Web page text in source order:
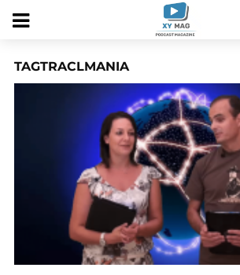
TAGTRACLMANIA